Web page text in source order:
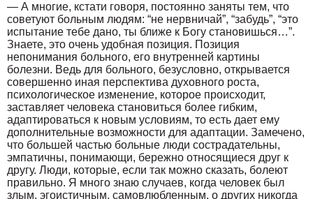
— А многие, кстати говоря, постоянно заняты тем, что
советуют больным людям: “не нервничай”, “забудь”, “это
испытание тебе дано, ты ближе к Богу становишься…”.
Знаете, это очень удобная позиция. Позиция
непонимания больного, его внутренней картины
болезни. Ведь для больного, безусловно, открывается
совершенно иная перспектива духовного роста,
психологическое изменение, которое происходит,
заставляет человека становиться более гибким,
адаптироваться к новым условиям, то есть дает ему
дополнительные возможности для адаптации. Замечено,
что большей частью больные люди сострадательны,
эмпатичны, понимающи, бережно относящиеся друг к
другу. Люди, которые, если так можно сказать, болеют
правильно. Я много знаю случаев, когда человек был
злым, эгоистичным, самовлюбленным, о других никогда